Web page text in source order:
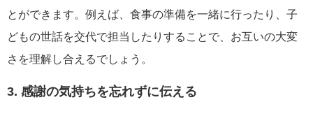
とができます。例えば、食事の準備を一緒に行ったり、子
どもの世話を交代で担当したりすることで、お互いの大変
さを理解し合えるでしょう。
3. 感謝の気持ちを忘れずに伝える